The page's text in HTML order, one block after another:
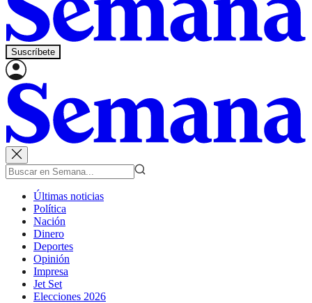
Suscríbete
Últimas noticias
Política
Nación
Dinero
Deportes
Opinión
Impresa
Jet Set
Elecciones 2026